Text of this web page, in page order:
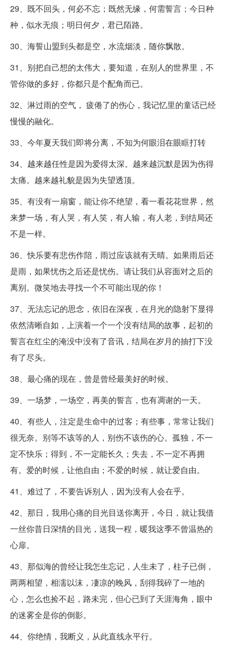
29、既不回头，何必不忘；既然无缘，何需誓言；今日种
种，似水无痕；明日何夕，君已陌路。
30、海誓山盟到头都是空，水流烟淡，随你飘散。
31、别把自己想的太伟大，要知道，在别人的世界里，不
管你做的多好，你都只是个配角而已。
32、淋过雨的空气， 疲倦了的伤心，我记忆里的童话已经
慢慢的融化。
33、今年夏天我们即将分离，不知为何眼泪在眼眶打转
34、越来越任性是因为爱得太深。越来越沉默是因为伤得
太痛。越来越礼貌是因为失望透顶。
35、有没有一扇窗，能让你不绝望，看一看花花世界，然
来梦一场，有人哭，有人笑，有人输，有人老，到结局还
不是一样。
36、快乐要有悲伤作陪，雨过应该就有天晴。如果雨后还
是雨，如果忧伤之后还是忧伤。请让我们从容面对之后的
离别。微笑地去寻找一个不可能出现的你！
37、无法忘记的思念，依旧在深夜，在月光的隐射下显得
依然清晰自如，上演着一个一个没有结局的故事，起初的
誓言在红尘的淹没中没有了音讯，结局在岁月的抽打下没
有了尽头。
38、最心痛的现在，曾是曾经最美好的时候。
39、一场梦，一场空，再美的誓言，也有凋谢的一天。
40、有些人，注定是生命中的过客；有些事，常常让我们
很无奈。别等不该等的人，别伤不该伤的心。孤独，不一
定不快乐；得到，不一定能长久；失去，不一定不再拥
有。爱的时候，让他自由；不爱的时候，就让爱自由。
41、难过了，不要告诉别人，因为没有人会在乎。
42、那日，我用心痛的目光目送你离开，今日，就让我借
一丝你昔日深情的目光，送我一程，暖我这季不曾温热的
心扉。
43、那似海的曾经让我怎生忘记，人生未了，柱子已倒，
两两相望，相濡以沫，凄凉的晚风，刮得我碎了一地的
心，怎么也捡不起，路未完，但心已到了天涯海角，眼中
的迷雾全是你的倒影。
44、你绝情，我断义，从此直线永平行。